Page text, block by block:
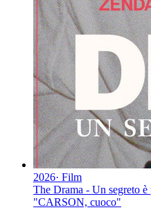
2026· Film
The Drama - Un segreto è
"CARSON, cuoco"